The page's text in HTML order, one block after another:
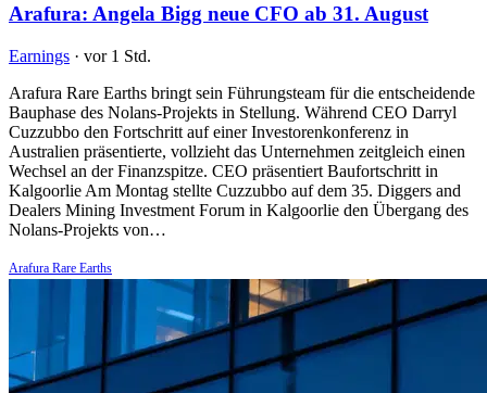
Arafura: Angela Bigg neue CFO ab 31. August
Earnings · vor 1 Std.
Arafura Rare Earths bringt sein Führungsteam für die entscheidende
Bauphase des Nolans-Projekts in Stellung. Während CEO Darryl
Cuzzubbo den Fortschritt auf einer Investorenkonferenz in
Australien präsentierte, vollzieht das Unternehmen zeitgleich einen
Wechsel an der Finanzspitze. CEO präsentiert Baufortschritt in
Kalgoorlie Am Montag stellte Cuzzubbo auf dem 35. Diggers and
Dealers Mining Investment Forum in Kalgoorlie den Übergang des
Nolans-Projekts von…
Arafura Rare Earths